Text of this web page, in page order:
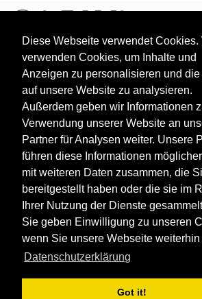
Diese Webseite verwendet Cookies.
verwenden Cookies, um Inhalte und
Anzeigen zu personalisieren und die
auf unsere Website zu analysieren.
Außerdem geben wir Informationen
Verwendung unserer Website an
Partner für Analysen weiter. Unsere
führen diese Informationen
mit weiteren Daten zusammen, die
bereitgestellt haben oder die sie im
Ihrer Nutzung der Dienste
Sie geben Einwilligung zu unseren
wenn Sie unsere Webseite weiterhin
Datenschutzerklärung
Got it!
HOME Resorts Search: Japan
Die Suche ergab keine Treffer